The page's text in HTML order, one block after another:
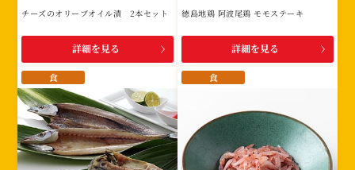
チーズのオリーブオイル漬 2本セット
詳細を見る
徳島地鶏 阿波尾鶏 モモステーキ
詳細を見る
食 食